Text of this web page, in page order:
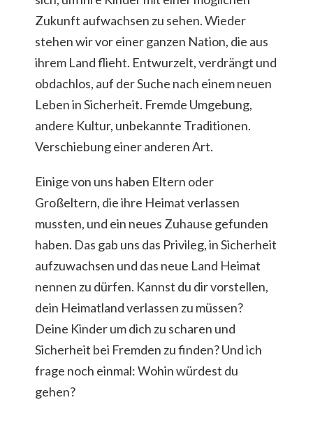
Zukunft aufwachsen zu sehen. Wieder
stehen wir vor einer ganzen Nation, die aus
ihrem Land flieht. Entwurzelt, verdrängt und
obdachlos, auf der Suche nach einem neuen
Leben in Sicherheit. Fremde Umgebung,
andere Kultur, unbekannte Traditionen.
Verschiebung einer anderen Art.
Einige von uns haben Eltern oder
Großeltern, die ihre Heimat verlassen
mussten, und ein neues Zuhause gefunden
haben. Das gab uns das Privileg, in Sicherheit
aufzuwachsen und das neue Land Heimat
nennen zu dürfen. Kannst du dir vorstellen,
dein Heimatland verlassen zu müssen?
Deine Kinder um dich zu scharen und
Sicherheit bei Fremden zu finden? Und ich
frage noch einmal: Wohin würdest du
gehen?